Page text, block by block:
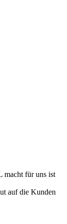
macht für uns ist
auf die Kunden